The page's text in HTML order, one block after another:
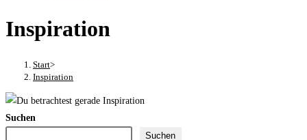
Inspiration
Start>
Inspiration
Suchen
Suchen